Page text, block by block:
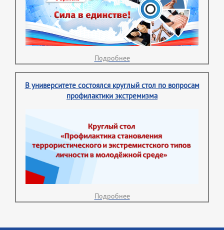
Подробнее
В университете состоялся круглый стол по вопросам
профилактики экстремизма
Подробнее